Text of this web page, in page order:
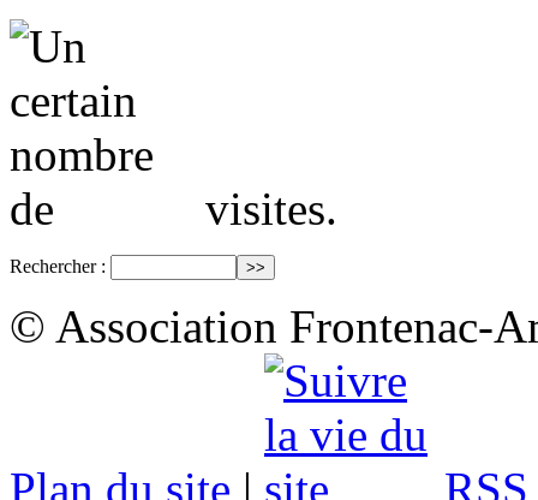
visites.
Rechercher :
© Association Frontenac-
Plan du site |